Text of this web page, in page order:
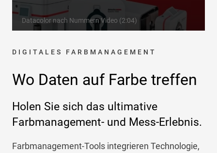
Datacolor nach Nummern Video (2:04)
DIGITALES FARBMANAGEMENT
Wo Daten auf Farbe treffen
Holen Sie sich das ultimative
Farbmanagement- und Mess-Erlebnis.
Farbmanagement-Tools integrieren Technologie,